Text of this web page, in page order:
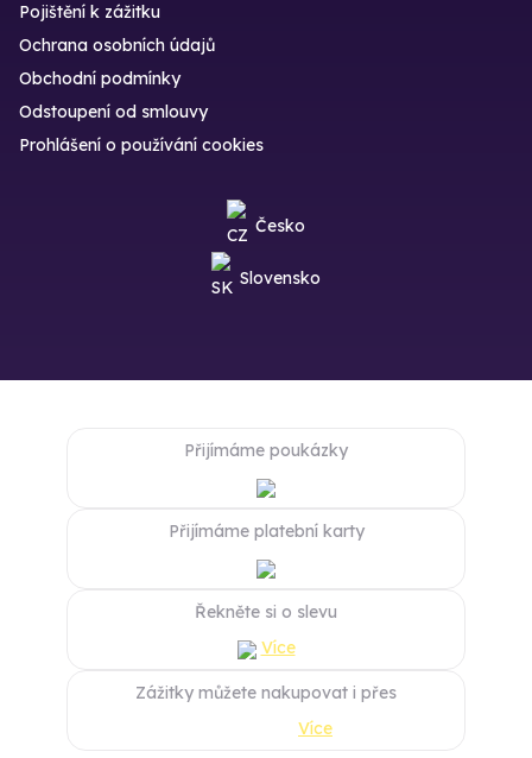
Pojištění k zážitku
Ochrana osobních údajů
Obchodní podmínky
Odstoupení od smlouvy
Prohlášení o používání cookies
Česko
Slovensko
Přijímáme poukázky
Přijímáme platební karty
Řekněte si o slevu
Více
Zážitky můžete nakupovat i přes
Více